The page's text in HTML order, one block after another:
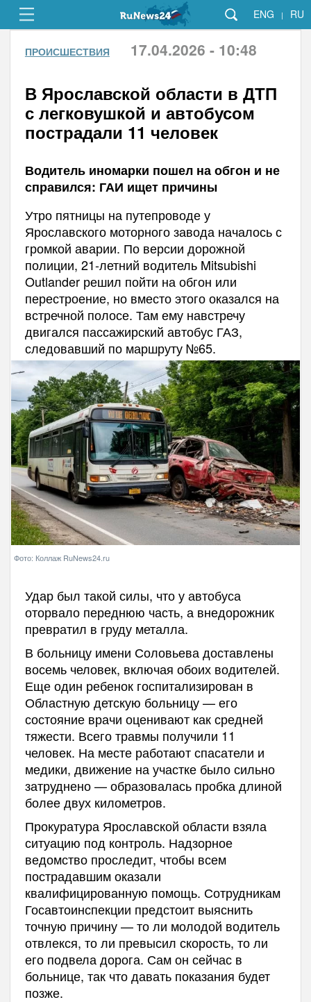
ENG | RU
ПРОИСШЕСТВИЯ 17.04.2026 - 10:48
В Ярославской области в ДТП
с легковушкой и автобусом
пострадали 11 человек
Водитель иномарки пошел на обгон и не
справился: ГАИ ищет причины
Утро пятницы на путепроводе у
Ярославского моторного завода началось с
громкой аварии. По версии дорожной
полиции, 21-летний водитель Mitsubishi
Outlander решил пойти на обгон или
перестроение, но вместо этого оказался на
встречной полосе. Там ему навстречу
двигался пассажирский автобус ГАЗ,
следовавший по маршруту №65.
Фото: Коллаж RuNews24.ru
Удар был такой силы, что у автобуса
оторвало переднюю часть, а внедорожник
превратил в груду металла.
В больницу имени Соловьева доставлены
восемь человек, включая обоих водителей.
Еще один ребенок госпитализирован в
Областную детскую больницу — его
состояние врачи оценивают как средней
тяжести. Всего травмы получили 11
человек. На месте работают спасатели и
медики, движение на участке было сильно
затруднено — образовалась пробка длиной
более двух километров.
Прокуратура Ярославской области взяла
ситуацию под контроль. Надзорное
ведомство проследит, чтобы всем
пострадавшим оказали
квалифицированную помощь. Сотрудникам
Госавтоинспекции предстоит выяснить
точную причину — то ли молодой водитель
отвлекся, то ли превысил скорость, то ли
его подвела дорога. Сам он сейчас в
больнице, так что давать показания будет
позже.